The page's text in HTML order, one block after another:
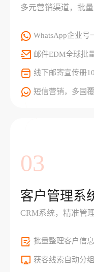
多元营销渠道，批
WhatsApp企业号
邮件EDM全球批
线下邮寄宣传册
短信营销，多国
03
客户管理系
CRM系统，精准管
批量整理客户信息
获客线索自动分组